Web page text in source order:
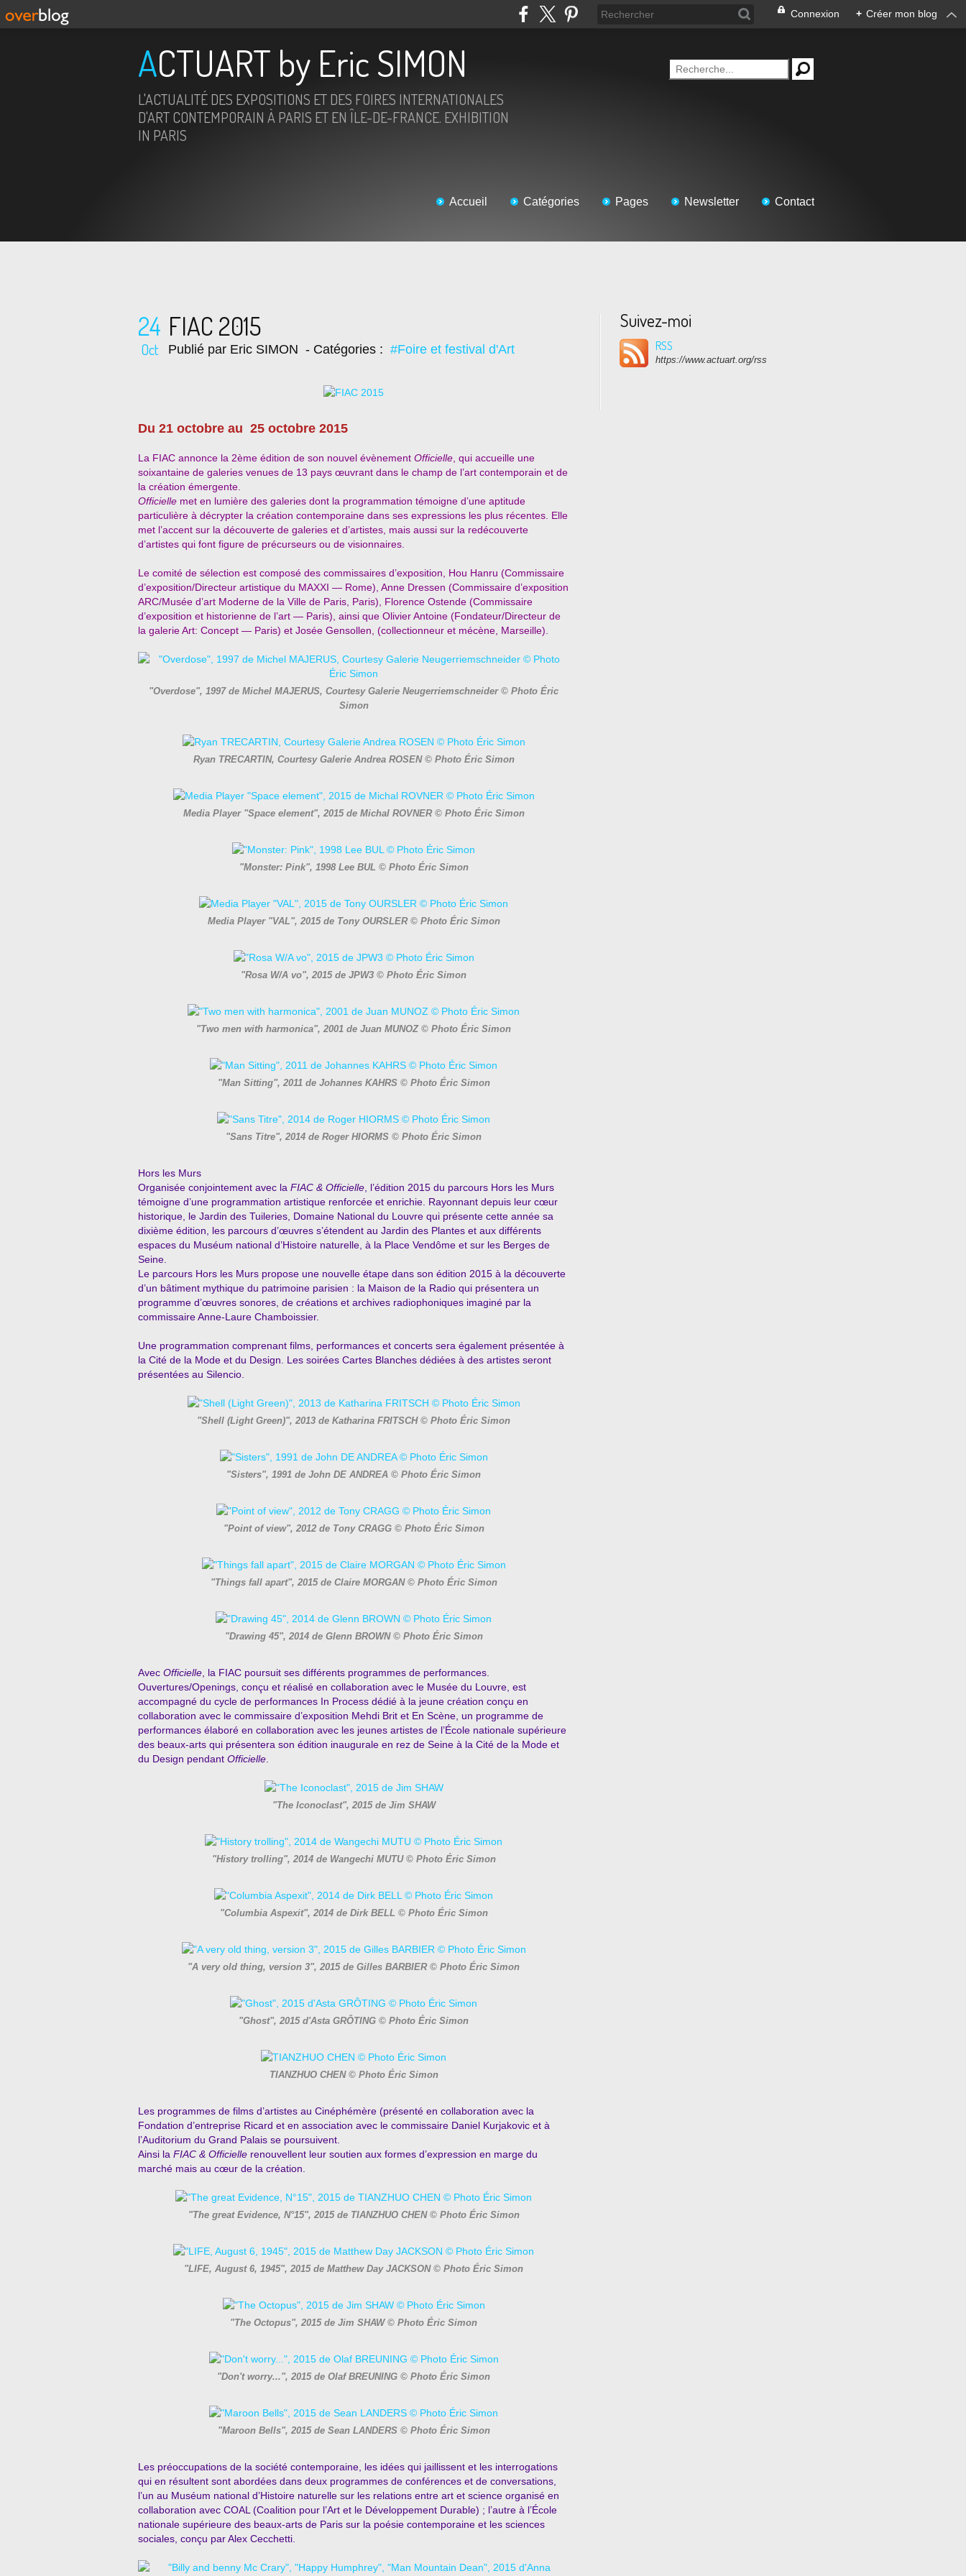
Connexion + Créer mon blog
ACTUART by Eric SIMON
L'ACTUALITÉ DES EXPOSITIONS ET DES FOIRES INTERNATIONALES
D'ART CONTEMPORAIN À PARIS ET EN ÎLE-DE-FRANCE. EXHIBITION
IN PARIS
Accueil Catégories Pages Newsletter Contact
24
Oct
FIAC 2015
Publié par Eric SIMON - Catégories : #Foire et festival d'Art
Du 21 octobre au 25 octobre 2015
La FIAC annonce la 2ème édition de son nouvel évènement Officielle , qui accueille une
soixantaine de galeries venues de 13 pays œuvrant dans le champ de l’art contemporain et de
la création émergente.
Officielle met en lumière des galeries dont la programmation témoigne d’une aptitude
particulière à décrypter la création contemporaine dans ses expressions les plus récentes. Elle
met l’accent sur la découverte de galeries et d’artistes, mais aussi sur la redécouverte
d’artistes qui font figure de précurseurs ou de visionnaires.
Le comité de sélection est composé des commissaires d’exposition, Hou Hanru (Commissaire
d’exposition/Directeur artistique du MAXXI — Rome), Anne Dressen (Commissaire d’exposition
ARC/Musée d’art Moderne de la Ville de Paris, Paris), Florence Ostende (Commissaire
d’exposition et historienne de l’art — Paris), ainsi que Olivier Antoine (Fondateur/Directeur de
la galerie Art: Concept — Paris) et Josée Gensollen, (collectionneur et mécène, Marseille).
"Overdose", 1997 de Michel MAJERUS, Courtesy Galerie Neugerriemschneider © Photo Éric
Simon
Ryan TRECARTIN, Courtesy Galerie Andrea ROSEN © Photo Éric Simon
Media Player "Space element", 2015 de Michal ROVNER © Photo Éric Simon
"Monster: Pink", 1998 Lee BUL © Photo Éric Simon
Media Player "VAL", 2015 de Tony OURSLER © Photo Éric Simon
"Rosa W/A vo", 2015 de JPW3 © Photo Éric Simon
"Two men with harmonica", 2001 de Juan MUNOZ © Photo Éric Simon
"Man Sitting", 2011 de Johannes KAHRS © Photo Éric Simon
"Sans Titre", 2014 de Roger HIORMS © Photo Éric Simon
Hors les Murs
Organisée conjointement avec la FIAC & Officielle , l’édition 2015 du parcours Hors les Murs
témoigne d’une programmation artistique renforcée et enrichie. Rayonnant depuis leur cœur
historique, le Jardin des Tuileries, Domaine National du Louvre qui présente cette année sa
dixième édition, les parcours d’œuvres s’étendent au Jardin des Plantes et aux différents
espaces du Muséum national d’Histoire naturelle, à la Place Vendôme et sur les Berges de
Seine.
Le parcours Hors les Murs propose une nouvelle étape dans son édition 2015 à la découverte
d’un bâtiment mythique du patrimoine parisien : la Maison de la Radio qui présentera un
programme d’œuvres sonores, de créations et archives radiophoniques imaginé par la
commissaire Anne-Laure Chamboissier.
Une programmation comprenant films, performances et concerts sera également présentée à
la Cité de la Mode et du Design. Les soirées Cartes Blanches dédiées à des artistes seront
présentées au Silencio.
"Shell (Light Green)", 2013 de Katharina FRITSCH © Photo Éric Simon
"Sisters", 1991 de John DE ANDREA © Photo Éric Simon
"Point of view", 2012 de Tony CRAGG © Photo Éric Simon
"Things fall apart", 2015 de Claire MORGAN © Photo Éric Simon
"Drawing 45", 2014 de Glenn BROWN © Photo Éric Simon
Avec Officielle , la FIAC poursuit ses différents programmes de performances.
Ouvertures/Openings, conçu et réalisé en collaboration avec le Musée du Louvre, est
accompagné du cycle de performances In Process dédié à la jeune création conçu en
collaboration avec le commissaire d’exposition Mehdi Brit et En Scène, un programme de
performances élaboré en collaboration avec les jeunes artistes de l’École nationale supérieure
des beaux-arts qui présentera son édition inaugurale en rez de Seine à la Cité de la Mode et
du Design pendant Officielle
"The Iconoclast", 2015 de Jim SHAW
"History trolling", 2014 de Wangechi MUTU © Photo Éric Simon
"Columbia Aspexit", 2014 de Dirk BELL © Photo Éric Simon
"A very old thing, version 3", 2015 de Gilles BARBIER © Photo Éric Simon
"Ghost", 2015 d'Asta GRÔTING © Photo Éric Simon
TIANZHUO CHEN © Photo Éric Simon
Les programmes de films d’artistes au Cinéphémère (présenté en collaboration avec la
Fondation d’entreprise Ricard et en association avec le commissaire Daniel Kurjakovic et à
l’Auditorium du Grand Palais se poursuivent.
Ainsi la FIAC & Officielle renouvellent leur soutien aux formes d’expression en marge du
marché mais au cœur de la création.
"The great Evidence, N°15", 2015 de TIANZHUO CHEN © Photo Éric Simon
"LIFE, August 6, 1945", 2015 de Matthew Day JACKSON © Photo Éric Simon
"The Octopus", 2015 de Jim SHAW © Photo Éric Simon
"Don't worry...", 2015 de Olaf BREUNING © Photo Éric Simon
"Maroon Bells", 2015 de Sean LANDERS © Photo Éric Simon
Les préoccupations de la société contemporaine, les idées qui jaillissent et les interrogations
qui en résultent sont abordées dans deux programmes de conférences et de conversations,
l’un au Muséum national d’Histoire naturelle sur les relations entre art et science organisé en
collaboration avec COAL (Coalition pour l’Art et le Développement Durable) ; l’autre à l’École
nationale supérieure des beaux-arts de Paris sur la poésie contemporaine et les sciences
sociales, conçu par Alex Cecchetti.
Suivez-moi
RSS
https://www.actuart.org/rss